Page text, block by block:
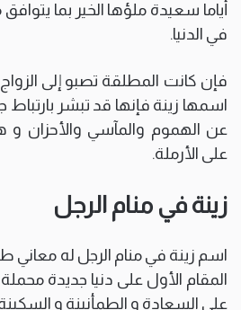
أياما سعيدة ملؤها الخير بما
في الدنيا.
فإن كانت المطلقة تصبو إلى
اسمها زينة فإنها قد تبشر بارتباط
عن الهموم والمآسي والأحزان و
على الأرملة.
زينة في منام الرجل
اسم زينة في منام الرجل له معاني
المقام الأول على دنيا جديدة
على السعادة و الطمأنينة و السكينة